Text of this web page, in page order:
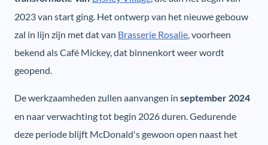
2023 van start ging. Het ontwerp van het nieuwe gebouw
zal in lijn zijn met dat van Brasserie Rosalie, voorheen
bekend als Café Mickey, dat binnenkort weer wordt
geopend.
De werkzaamheden zullen aanvangen in september 2024
en naar verwachting tot begin 2026 duren. Gedurende
deze periode blijft McDonald's gewoon open naast het